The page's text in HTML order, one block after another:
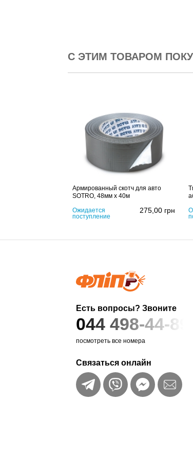
С ЭТИМ ТОВАРОМ
Армированный скотч для авто
SOTRO, 48мм х 40м
Ожидается
поступление
275,00 грн
Есть вопросы? Звоните
044 498-44-89
посмотреть все номера
Связаться онлайн